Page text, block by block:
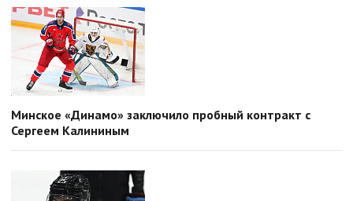
Минское «Динамо» заключило пробный контракт с
Сергеем Калининым